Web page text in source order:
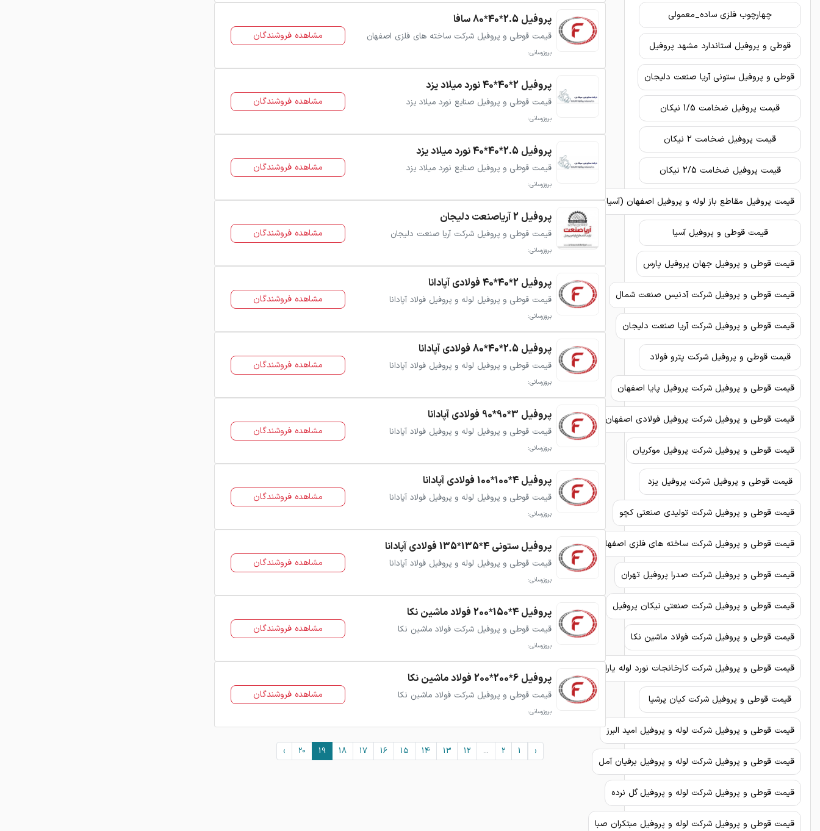
چهارچوب فلزی ساده_معمولی
قوطی و پروفیل استاندارد مشهد پروفیل
قوطی و پروفیل ستونی آریا صنعت دلیجان
قیمت پروفیل ضخامت 1/5 نیکان
قیمت پروفیل ضخامت 2 نیکان
قیمت پروفیل ضخامت 2/5 نیکان
قیمت پروفیل مقاطع باز لوله و پروفیل اصفهان (آسیا)
قیمت قوطی و پروفیل آسیا
قیمت قوطی و پروفیل جهان پروفیل پارس
قیمت قوطی و پروفیل شرکت آدنیس صنعت شمال
قیمت قوطی و پروفیل شرکت آریا صنعت دلیجان
قیمت قوطی و پروفیل شرکت پترو فولاد
قیمت قوطی و پروفیل شرکت پروفیل پایا اصفهان
قیمت قوطی و پروفیل شرکت پروفیل فولادی اصفهان
قیمت قوطی و پروفیل شرکت پروفیل موکریان
قیمت قوطی و پروفیل شرکت پروفیل یزد
قیمت قوطی و پروفیل شرکت تولیدی صنعتی کچو
قیمت قوطی و پروفیل شرکت ساخته های فلزی اصفهان
قیمت قوطی و پروفیل شرکت صدرا پروفیل تهران
قیمت قوطی و پروفیل شرکت صنعتی نیکان پروفیل
قیمت قوطی و پروفیل شرکت فولاد ماشین نکا
قیمت قوطی و پروفیل شرکت کارخانجات نورد لوله یاران
قیمت قوطی و پروفیل شرکت کیان پرشیا
قیمت قوطی و پروفیل شرکت لوله و پروفیل امید البرز
قیمت قوطی و پروفیل شرکت لوله و پروفیل برفیان آمل
قیمت قوطی و پروفیل شرکت لوله و پروفیل گل نرده
قیمت قوطی و پروفیل شرکت لوله و پروفیل مبتکران صبا
پروفیل 2.5*40*80 سافا
قیمت قوطی و پروفیل شرکت ساخته های فلزی اصفهان
بروزرسانی:
مشاهده فروشندگان
پروفیل 2*40*40 نورد میلاد یزد
قیمت قوطی و پروفیل صنایع نورد میلاد یزد
بروزرسانی:
مشاهده فروشندگان
پروفیل 2.5*40*40 نورد میلاد یزد
قیمت قوطی و پروفیل صنایع نورد میلاد یزد
بروزرسانی:
مشاهده فروشندگان
پروفیل 2 آریاصنعت دلیجان
قیمت قوطی و پروفیل شرکت آریا صنعت دلیجان
بروزرسانی:
مشاهده فروشندگان
پروفیل 2*40*40 فولادی آپادانا
قیمت قوطی و پروفیل لوله و پروفیل فولاد آپادانا
بروزرسانی:
مشاهده فروشندگان
پروفیل 2.5*40*80 فولادی آپادانا
قیمت قوطی و پروفیل لوله و پروفیل فولاد آپادانا
بروزرسانی:
مشاهده فروشندگان
پروفیل 3*90*90 فولادی آپادانا
قیمت قوطی و پروفیل لوله و پروفیل فولاد آپادانا
بروزرسانی:
مشاهده فروشندگان
پروفیل 4*100*100 فولادی آپادانا
قیمت قوطی و پروفیل لوله و پروفیل فولاد آپادانا
بروزرسانی:
مشاهده فروشندگان
پروفیل ستونی 4*135*135 فولادی آپادانا
قیمت قوطی و پروفیل لوله و پروفیل فولاد آپادانا
بروزرسانی:
مشاهده فروشندگان
پروفیل 4*150*200 فولاد ماشین نکا
قیمت قوطی و پروفیل شرکت فولاد ماشین نکا
بروزرسانی:
مشاهده فروشندگان
پروفیل 6*200*200 فولاد ماشین نکا
قیمت قوطی و پروفیل شرکت فولاد ماشین نکا
بروزرسانی:
مشاهده فروشندگان
‹
1
2
...
12
13
14
15
16
17
18
19
20
›